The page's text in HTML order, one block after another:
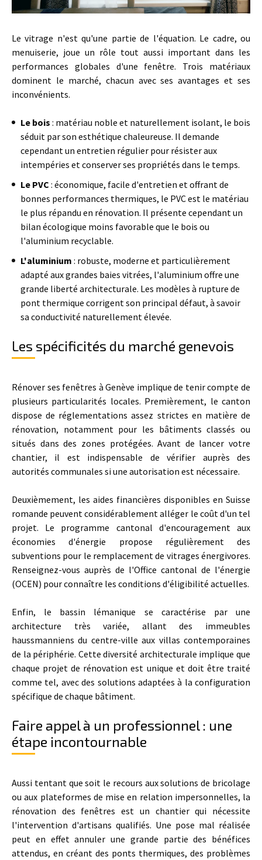
Le vitrage n'est qu'une partie de l'équation. Le cadre, ou
menuiserie, joue un rôle tout aussi important dans les
performances globales d'une fenêtre. Trois matériaux
dominent le marché, chacun avec ses avantages et ses
inconvénients.
Le bois : matériau noble et naturellement isolant, le bois
séduit par son esthétique chaleureuse. Il demande
cependant un entretien régulier pour résister aux
intempéries et conserver ses propriétés dans le temps.
Le PVC : économique, facile d'entretien et offrant de
bonnes performances thermiques, le PVC est le matériau
le plus répandu en rénovation. Il présente cependant un
bilan écologique moins favorable que le bois ou
l'aluminium recyclable.
L'aluminium : robuste, moderne et particulièrement
adapté aux grandes baies vitrées, l'aluminium offre une
grande liberté architecturale. Les modèles à rupture de
pont thermique corrigent son principal défaut, à savoir
sa conductivité naturellement élevée.
Les spécificités du marché genevois
Rénover ses fenêtres à Genève implique de tenir compte de
plusieurs particularités locales. Premièrement, le canton
dispose de réglementations assez strictes en matière de
rénovation, notamment pour les bâtiments classés ou
situés dans des zones protégées. Avant de lancer votre
chantier, il est indispensable de vérifier auprès des
autorités communales si une autorisation est nécessaire.
Deuxièmement, les aides financières disponibles en Suisse
romande peuvent considérablement alléger le coût d'un tel
projet. Le programme cantonal d'encouragement aux
économies d'énergie propose régulièrement des
subventions pour le remplacement de vitrages énergivores.
Renseignez-vous auprès de l'Office cantonal de l'énergie
(OCEN) pour connaître les conditions d'éligibilité actuelles.
Enfin, le bassin lémanique se caractérise par une
architecture très variée, allant des immeubles
haussmanniens du centre-ville aux villas contemporaines
de la périphérie. Cette diversité architecturale implique que
chaque projet de rénovation est unique et doit être traité
comme tel, avec des solutions adaptées à la configuration
spécifique de chaque bâtiment.
Faire appel à un professionnel : une
étape incontournable
Aussi tentant que soit le recours aux solutions de bricolage
ou aux plateformes de mise en relation impersonnelles, la
rénovation des fenêtres est un chantier qui nécessite
l'intervention d'artisans qualifiés. Une pose mal réalisée
peut en effet annuler une grande partie des bénéfices
attendus, en créant des ponts thermiques, des problèmes